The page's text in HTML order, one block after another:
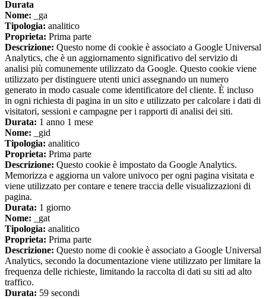
Durata
Nome: _ga
Tipologia: analitico
Proprieta: Prima parte
Descrizione: Questo nome di cookie è associato a Google Universal
Analytics, che è un aggiornamento significativo del servizio di
analisi più comunemente utilizzato da Google. Questo cookie viene
utilizzato per distinguere utenti unici assegnando un numero
generato in modo casuale come identificatore del cliente. È incluso
in ogni richiesta di pagina in un sito e utilizzato per calcolare i dati di
visitatori, sessioni e campagne per i rapporti di analisi dei siti.
Durata: 1 anno 1 mese
Nome: _gid
Tipologia: analitico
Proprieta: Prima parte
Descrizione: Questo cookie è impostato da Google Analytics.
Memorizza e aggiorna un valore univoco per ogni pagina visitata e
viene utilizzato per contare e tenere traccia delle visualizzazioni di
pagina.
Durata: 1 giorno
Nome: _gat
Tipologia: analitico
Proprieta: Prima parte
Descrizione: Questo nome di cookie è associato a Google Universal
Analytics, secondo la documentazione viene utilizzato per limitare la
frequenza delle richieste, limitando la raccolta di dati su siti ad alto
traffico.
Durata: 59 secondi